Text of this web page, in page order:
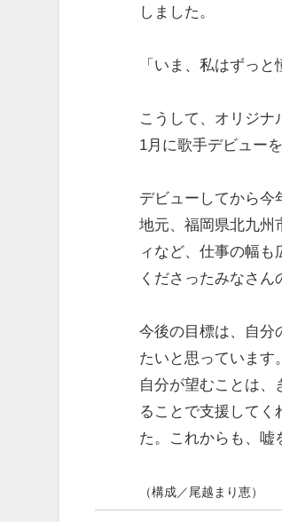
しました。
「いま、私はずっと
こうして、オリジ
1月に歌手デビュー
デビューしてから今
地元、福岡県北九州
ィなど、仕事の幅
くださったみなさん
今後の目標は、自分
たいと思っています。
自分が望むことは、
ることで支援してく
た。これからも、嘘
（構成／尾越まり恵）